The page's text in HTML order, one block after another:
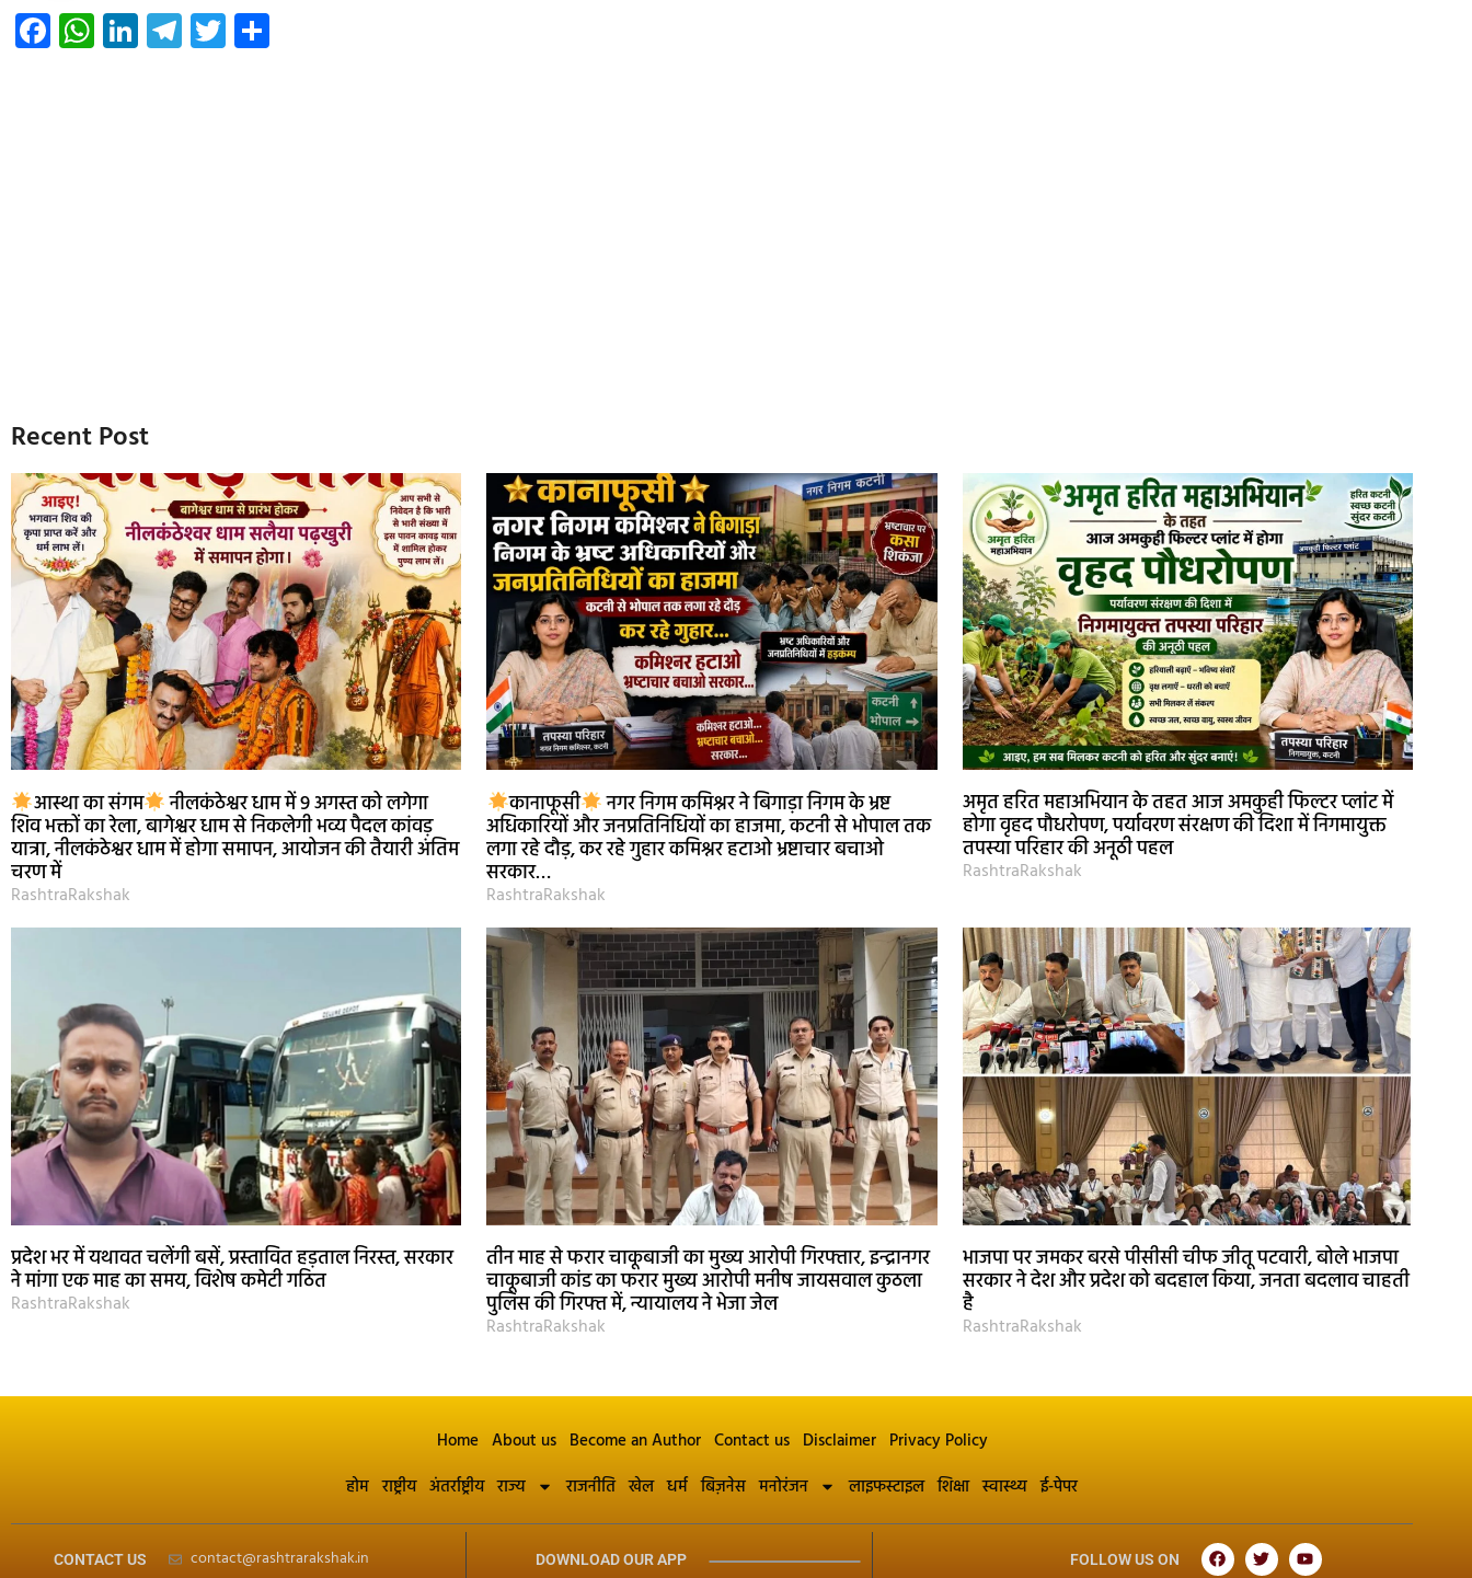
Facebook
WhatsApp
LinkedIn
Telegram
Twitter
Recent Post
आस्था का संगम नीलकंठेश्वर धाम में 9 अगस्त को लगेगा
शिव भक्तों का रेला, बागेश्वर धाम से निकलेगी भव्य पैदल कांवड़
यात्रा, नीलकंठेश्वर धाम में होगा समापन, आयोजन की तैयारी अंतिम
चरण में
RashtraRakshak
कानाफूसी नगर निगम कमिश्नर ने बिगाड़ा निगम के भ्रष्ट
अधिकारियों और जनप्रतिनिधियों का हाजमा, कटनी से भोपाल तक
लगा रहे दौड़, कर रहे गुहार कमिश्नर हटाओ भ्रष्टाचार बचाओ
सरकार…
RashtraRakshak
अमृत हरित महाअभियान के तहत आज अमकुही फिल्टर प्लांट में
होगा वृहद पौधरोपण, पर्यावरण संरक्षण की दिशा में निगमायुक्त
तपस्या परिहार की अनूठी पहल
RashtraRakshak
प्रदेश भर में यथावत चलेंगी बसें, प्रस्तावित हड़ताल निरस्त, सरकार
ने मांगा एक माह का समय, विशेष कमेटी गठित
RashtraRakshak
तीन माह से फरार चाकूबाजी का मुख्य आरोपी गिरफ्तार, इन्द्रानगर
चाकूबाजी कांड का फरार मुख्य आरोपी मनीष जायसवाल कुठला
पुलिस की गिरफ्त में, न्यायालय ने भेजा जेल
RashtraRakshak
भाजपा पर जमकर बरसे पीसीसी चीफ जीतू पटवारी, बोले भाजपा
सरकार ने देश और प्रदेश को बदहाल किया, जनता बदलाव चाहती
है
RashtraRakshak
Home About us Become an Author Contact us Disclaimer Privacy Policy
होम राष्ट्रीय अंतर्राष्ट्रीय राज्य राजनीति खेल धर्म बिज़नेस मनोरंजन लाइफस्टाइल शिक्षा स्वास्थ्य ई-पेपर
CONTACT US contact@rashtrarakshak.in DOWNLOAD OUR APP FOLLOW US ON